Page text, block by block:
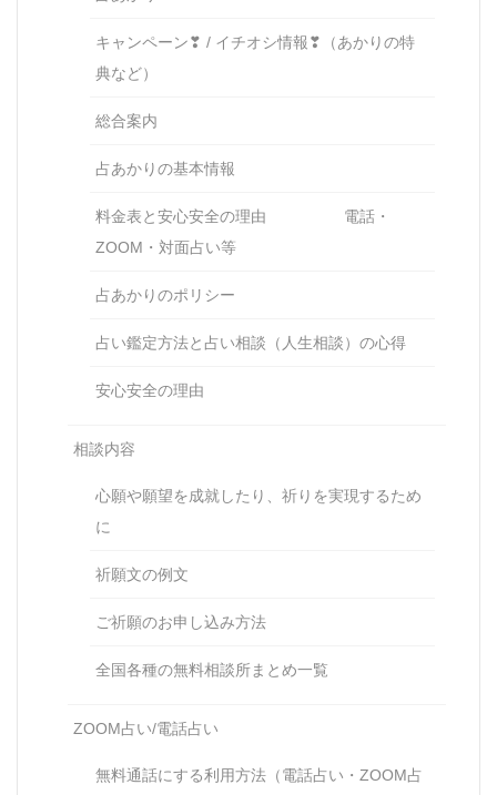
キャンペーン❣ / イチオシ情報❣（あかりの特
典など）
総合案内
占あかりの基本情報
料金表と安心安全の理由 電話・
ZOOM・対面占い等
占あかりのポリシー
占い鑑定方法と占い相談（人生相談）の心得
安心安全の理由
相談内容
心願や願望を成就したり、祈りを実現するため
に
祈願文の例文
ご祈願のお申し込み方法
全国各種の無料相談所まとめ一覧
ZOOM占い/電話占い
無料通話にする利用方法（電話占い・ZOOM占